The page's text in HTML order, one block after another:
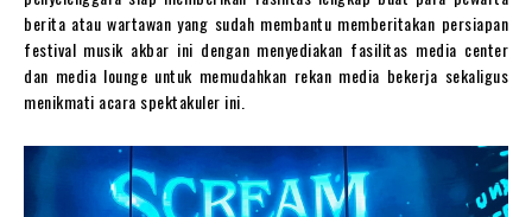
berita atau wartawan yang sudah membantu memberitakan persiapan
festival musik akbar ini dengan menyediakan fasilitas media center
dan media lounge untuk memudahkan rekan media bekerja sekaligus
menikmati acara spektakuler ini.